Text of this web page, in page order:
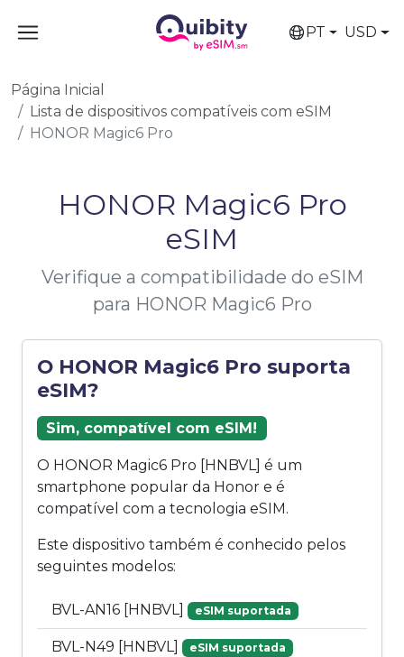
PT USD
Página Inicial
Lista de dispositivos compatíveis com eSIM
HONOR Magic6 Pro
HONOR Magic6 Pro
eSIM
Verifique a compatibilidade do eSIM
para HONOR Magic6 Pro
O HONOR Magic6 Pro suporta
eSIM?
Sim, compatível com eSIM!
O HONOR Magic6 Pro [HNBVL] é um
smartphone popular da Honor e é
compatível com a tecnologia eSIM.
Este dispositivo também é conhecido pelos
seguintes modelos:
BVL-AN16 [HNBVL] eSIM suportada
BVL-N49 [HNBVL] eSIM suportada